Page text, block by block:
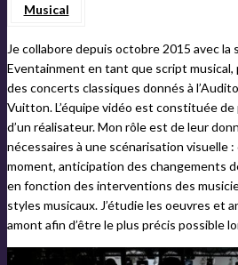
Musical
Je collabore depuis octobre 2015 avec la
Eventainment en tant que script
des concerts classiques donnés à
Vuitton. L’équipe vidéo est constituée
d’un réalisateur. Mon rôle est de leur
nécessaires à une scénarisation visuelle :
moment, anticipation des changements
en fonction des interventions des
styles musicaux. J’étudie les oeuvres et
amont afin d’être le plus précis possible